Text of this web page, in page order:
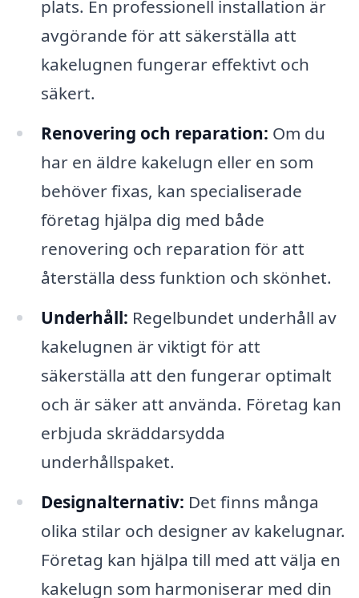
plats. En professionell installation är
avgörande för att säkerställa att
kakelugnen fungerar effektivt och
säkert.
Renovering och reparation: Om du
har en äldre kakelugn eller en som
behöver fixas, kan specialiserade
företag hjälpa dig med både
renovering och reparation för att
återställa dess funktion och skönhet.
Underhåll: Regelbundet underhåll av
kakelugnen är viktigt för att
säkerställa att den fungerar optimalt
och är säker att använda. Företag kan
erbjuda skräddarsydda
underhållspaket.
Designalternativ: Det finns många
olika stilar och designer av kakelugnar.
Företag kan hjälpa till med att välja en
kakelugn som harmoniserar med din